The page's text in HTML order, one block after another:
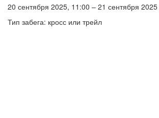
20 сентября 2025, 11:00 – 21 сентября 2025
Тип забега: кросс или трейл